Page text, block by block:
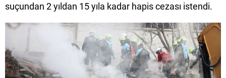
suçundan 2 yıldan 15 yıla kadar hapis cezası istendi.